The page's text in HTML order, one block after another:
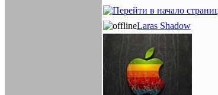
Laras Shadow